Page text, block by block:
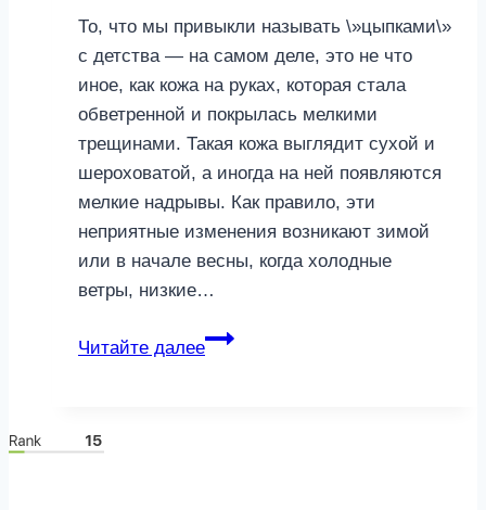
То, что мы привыкли называть \»цыпками\»
с детства — на самом деле, это не что
иное, как кожа на руках, которая стала
обветренной и покрылась мелкими
трещинами. Такая кожа выглядит сухой и
шероховатой, а иногда на ней появляются
мелкие надрывы. Как правило, эти
неприятные изменения возникают зимой
или в начале весны, когда холодные
ветры, низкие…
Читайте далее
Как